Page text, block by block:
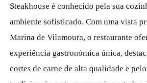
Steakhouse é conhecido pela sua
ambiente sofisticado. Com uma vista
Marina de Vilamoura, o restaurante
experiência gastronómica única,
cortes de carne de alta qualidade e